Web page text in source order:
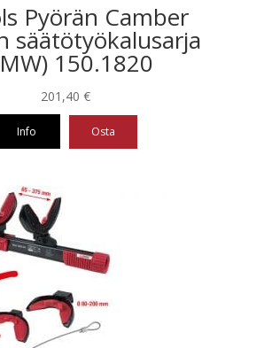
Pyörän Camber
säätötyökalusarja
150.1820
201,40 €
Info Osta